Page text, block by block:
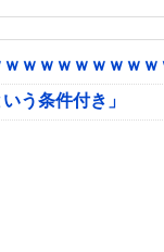
ｗｗｗｗｗｗｗｗ
う条件付き」